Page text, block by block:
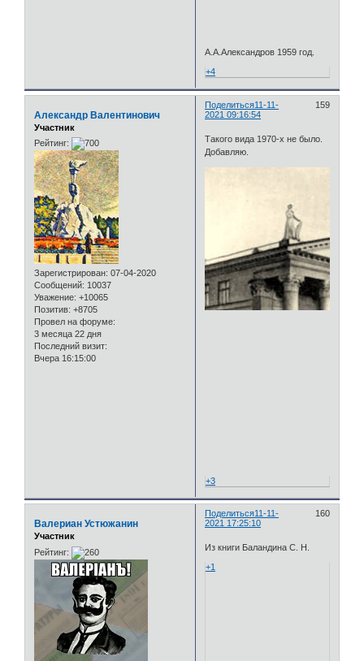
А.А.Александров 1959 год.
+4
Поделиться 159
11-11-
2021 09:16:54
Александр Валентинович
Участник
Рейтинг:
Зарегистрирован: 07-04-2020
Сообщений: 10037
Уважение: +10065
Позитив: +8705
Провел на форуме:
3 месяца 22 дня
Последний визит:
Вчера 16:15:00
Такого вида 1970-х не было.
Добавляю.
+3
Поделиться 160
11-11-
2021 17:25:10
Валериан Устюжанин
Участник
Рейтинг:
Из книги Баландина С. Н.
+1